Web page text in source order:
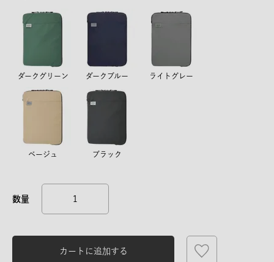
ダークグリーン ダークブルー ライトグレー
ベージュ ブラック
カートに追加する